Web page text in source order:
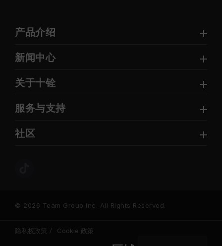
产品介绍
新闻中心
关于十铨
服务与支持
社区
© 2026 Team Group Inc. All Rights Reserved.
隐私权政策 Cookie 政策